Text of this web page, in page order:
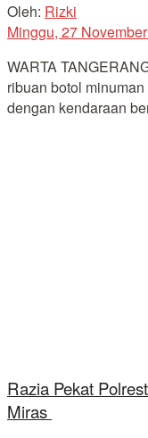
Oleh: Rizki
Minggu, 27
WARTA
ribuan botol
dengan kendaraan
Razia Pekat
Miras